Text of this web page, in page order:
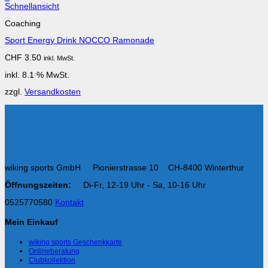
Schnellansicht
Coaching
Sport Energy Drink NOCCO Ramonade
CHF 3.50 inkl. MwSt.
inkl. 8.1 % MwSt.
zzgl. Versandkosten
wiking sports GmbH Pionierstrasse 10 CH-8400 Winterthur
Öffnungszeiten:
Di-Fr, 12-19 Uhr - Sa, 10-16 Uhr
0525770580 Kontakt
Mein Einkauf
wiking sports Geschenkkarte
Onlineberatung
Clubkollektion